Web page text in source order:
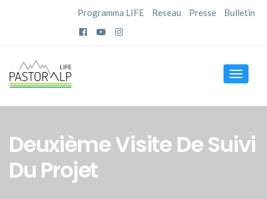
Programma LIFE Reseau Presse Bulletin
Toggle
Deuxième Visite De Suivi
Du Projet